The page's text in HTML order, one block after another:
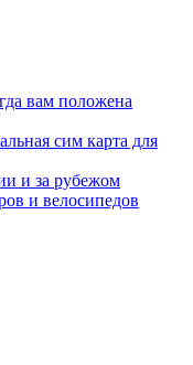
вам положена
сим карта для
и за рубежом
и велосипедов